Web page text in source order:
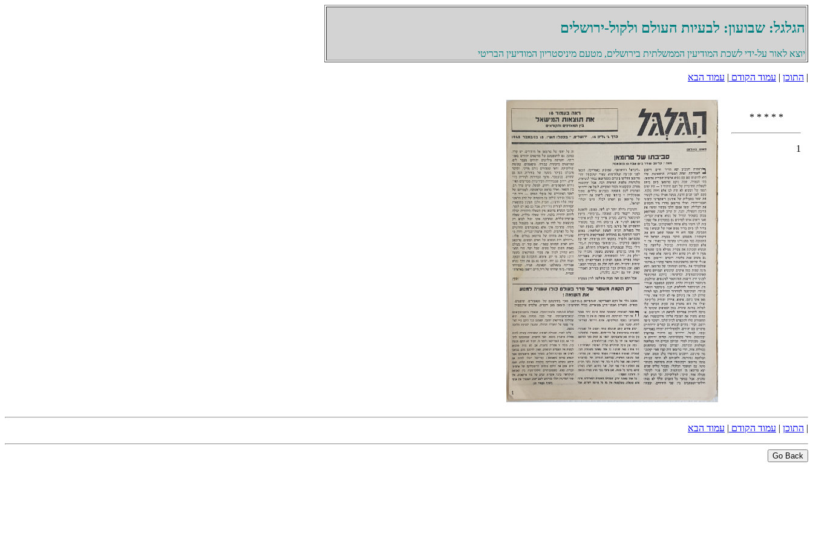
הגלגל: שבועון: לבעיות העולם ולקול-ירושלים
יוצא לאור על-ידי לשכת המודיעין הממשלתית בירושלים, מטעם מיניסטריון המודיעין הבריטי
| התוכן | עמוד הקודם | עמוד הבא
* * * * *
1
| התוכן | עמוד הקודם | עמוד הבא
Go Back